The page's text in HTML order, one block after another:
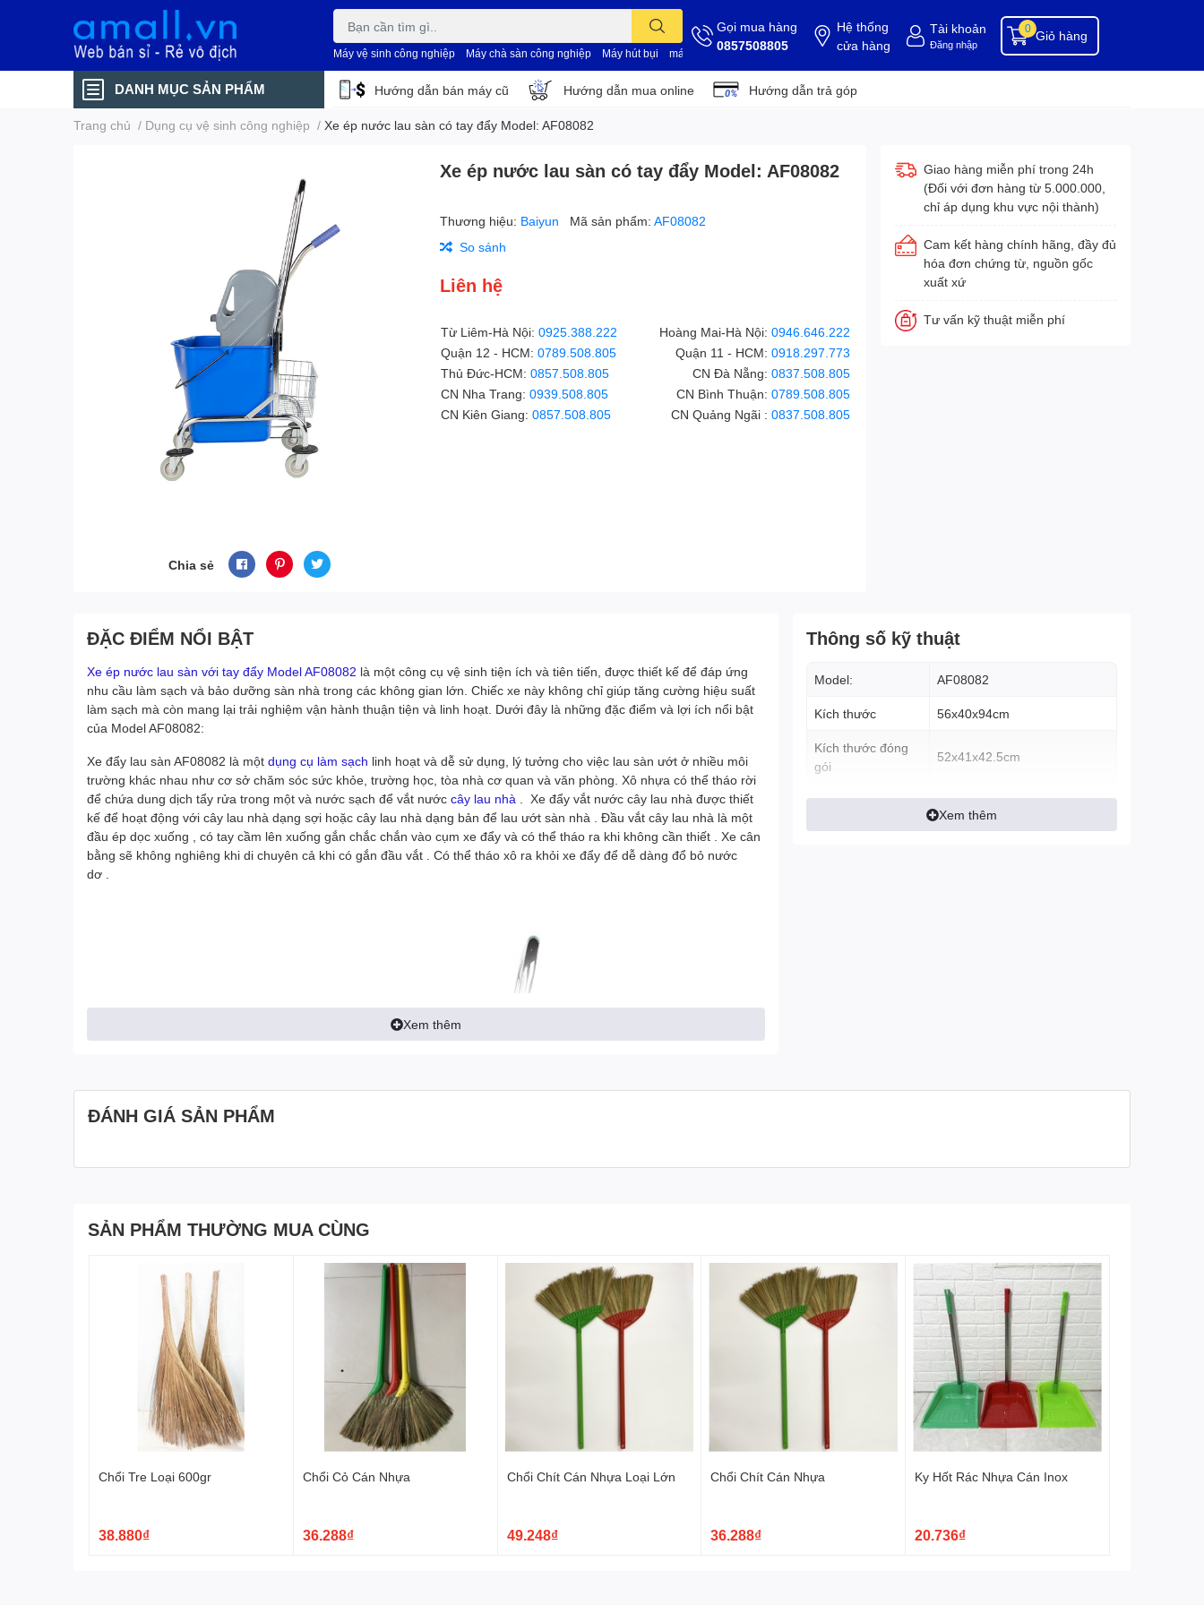
Máy vệ sinh công nghiệp Máy chà sàn công nghiệp Máy hút bụi máy vệ sinh nhà xưởng dụng cụ buồng phòng dụng cụ vệ sinh hóa chất tẩy rửa hóa chất vệ sinh
Gọi mua hàng
0857508805
Hệ thống
cửa hàng
Tài khoản
Đăng nhập
Giỏ hàng
0
DANH MỤC SẢN PHẨM Hướng dẫn bán máy cũ Hướng dẫn mua online Hướng dẫn trả góp
Trang chủ / Dụng cụ vệ sinh công nghiệp / Xe ép nước lau sàn có tay đẩy Model: AF08082
Chia sẻ
Xe ép nước lau sàn có tay đẩy Model: AF08082
Thương hiệu: Baiyun Mã sản phẩm:AF08082
So sánh
Liên hệ
Từ Liêm-Hà Nội:0925.388.222 Hoàng Mai-Hà Nội:0946.646.222
Quận 12 - HCM:0789.508.805 Quận 11 - HCM:0918.297.773
Thủ Đức-HCM:0857.508.805 CN Đà Nẵng:0837.508.805
CN Nha Trang:0939.508.805 CN Bình Thuận:0789.508.805
CN Kiên Giang:0857.508.805 CN Quảng Ngãi :0837.508.805
Giao hàng miễn phí trong 24h
(Đối với đơn hàng từ 5.000.000,
chỉ áp dụng khu vực nội thành)
Cam kết hàng chính hãng, đầy đủ
hóa đơn chứng từ, nguồn gốc
xuất xứ
Tư vấn kỹ thuật miễn phí
ĐẶC ĐIỂM NỔI BẬT
Xe ép nước lau sàn với tay đẩy Model AF08082 là một công cụ vệ sinh tiện ích và tiên tiến, được thiết kế để đáp ứng
nhu cầu làm sạch và bảo dưỡng sàn nhà trong các không gian lớn. Chiếc xe này không chỉ giúp tăng cường hiệu suất
làm sạch mà còn mang lại trải nghiệm vận hành thuận tiện và linh hoạt. Dưới đây là những đặc điểm và lợi ích nổi bật
của Model AF08082:
Xe đẩy lau sàn AF08082 là một dụng cụ làm sạch linh hoạt và dễ sử dụng, lý tưởng cho việc lau sàn ướt ở nhiều môi
trường khác nhau như cơ sở chăm sóc sức khỏe, trường học, tòa nhà cơ quan và văn phòng. Xô nhựa có thể tháo rời
để chứa dung dịch tẩy rửa trong một và nước sạch để vắt nước cây lau nhà . Xe đẩy vắt nước cây lau nhà được thiết
kế để hoạt động với cây lau nhà dạng sợi hoặc cây lau nhà dạng bản để lau ướt sàn nhà . Đầu vắt cây lau nhà là một
đầu ép dọc xuống , có tay cầm lên xuống gắn chắc chắn vào cụm xe đẩy và có thể tháo ra khi không cần thiết . Xe cân
bằng sẽ không nghiêng khi di chuyên cả khi có gắn đầu vắt . Có thể tháo xô ra khỏi xe đẩy để dễ dàng đổ bỏ nước
dơ .
Xem thêm
Thông số kỹ thuật
Model: AF08082
Kích thước 56x40x94cm
Kích thước đóng
gói
52x41x42.5cm
Xem thêm
ĐÁNH GIÁ SẢN PHẨM
SẢN PHẨM THƯỜNG MUA CÙNG
Chổi Tre Loại 600gr
38.880₫
Chổi Cỏ Cán Nhựa
36.288₫
Chổi Chít Cán Nhựa Loại Lớn
49.248₫
Chổi Chít Cán Nhựa
36.288₫
Ky Hốt Rác Nhựa Cán Inox
20.736₫